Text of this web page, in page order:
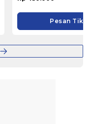
Pesan Tiket